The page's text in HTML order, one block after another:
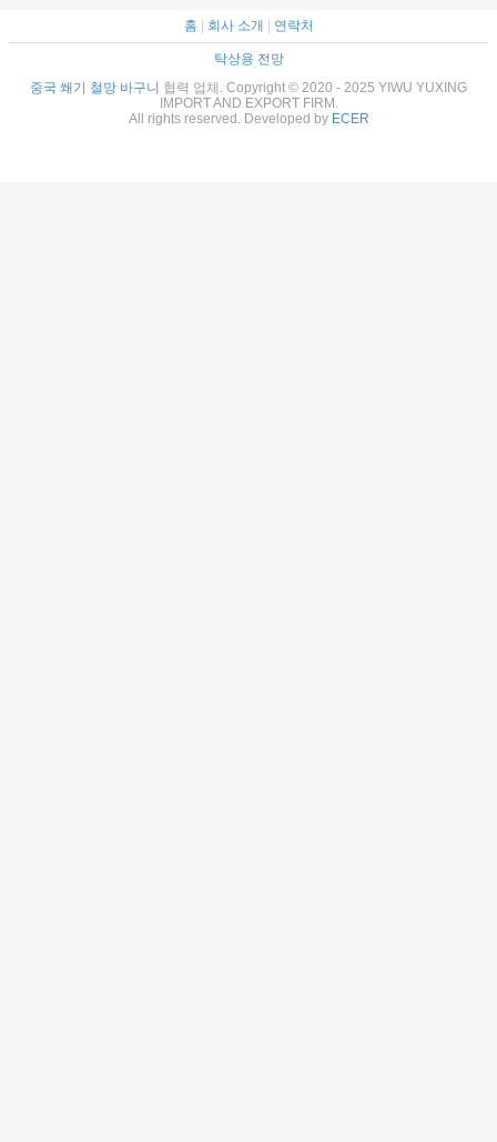
홈 회사 소개 연락처
탁상용 전망
중국 쐐기 철망 바구니 협력 업체. Copyright © 2020 - 2025 YIWU YUXING
IMPORT AND EXPORT FIRM.
All rights reserved. Developed by ECER